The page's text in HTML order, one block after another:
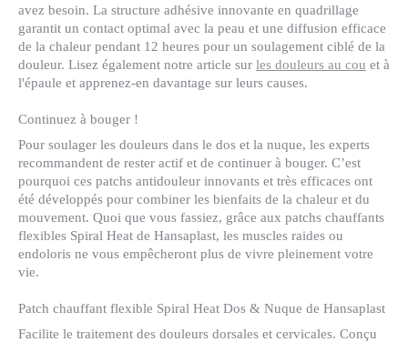
avez besoin. La structure adhésive innovante en quadrillage
garantit un contact optimal avec la peau et une diffusion efficace
de la chaleur pendant 12 heures pour un soulagement ciblé de la
douleur. Lisez également notre article sur les douleurs au cou et à
l'épaule et apprenez-en davantage sur leurs causes.
Continuez à bouger !
Pour soulager les douleurs dans le dos et la nuque, les experts
recommandent de rester actif et de continuer à bouger. C’est
pourquoi ces patchs antidouleur innovants et très efficaces ont
été développés pour combiner les bienfaits de la chaleur et du
mouvement. Quoi que vous fassiez, grâce aux patchs chauffants
flexibles Spiral Heat de Hansaplast, les muscles raides ou
endoloris ne vous empêcheront plus de vivre pleinement votre
vie.
Patch chauffant flexible Spiral Heat Dos & Nuque de Hansaplast
Facilite le traitement des douleurs dorsales et cervicales. Conçu